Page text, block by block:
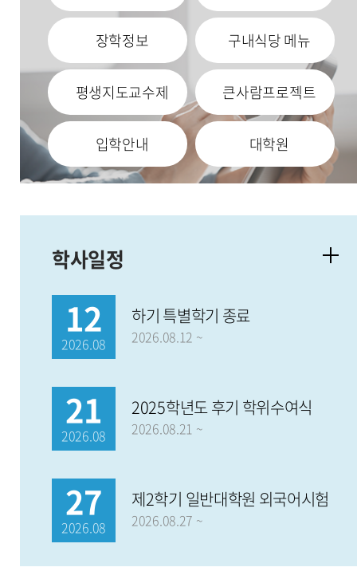
장학정보 구내식당 메뉴
평생지도교수제 큰사람프로젝트
입학안내 대학원
학사일정
12
2026.08
하기 특별학기 종료
2026.08.12 ~
21
2026.08
2025학년도 후기 학위수여식
2026.08.21 ~
27
2026.08
제2학기 일반대학원 외국어시험
2026.08.27 ~